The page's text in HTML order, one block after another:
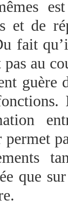
et de
fait
pas au
que